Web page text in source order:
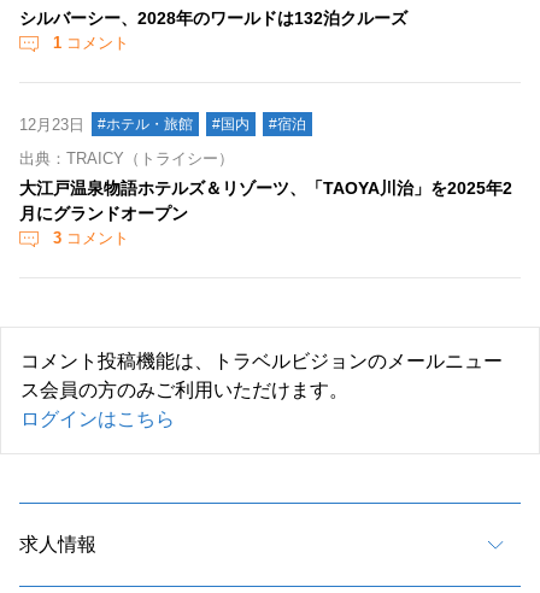
シルバーシー、2028年のワールドは132泊クルーズ
1 コメント
12月23日 #ホテル・旅館 #国内 #宿泊
出典：TRAICY（トライシー）
大江戸温泉物語ホテルズ＆リゾーツ、「TAOYA川治」を2025年2
月にグランドオープン
3 コメント
コメント投稿機能は、トラベルビジョンのメールニュー
ス会員の方のみご利用いただけます。
ログインはこちら
求人情報